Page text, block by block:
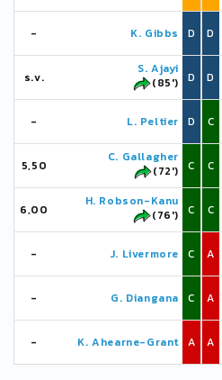
- K. Gibbs D
s.v.
S. Ajayi
(85')
D
- L. Peltier D
5,50
C. Gallagher
(72')
C
6,00
H. Robson-Kanu
(76')
C
- J. Livermore C
- G. Diangana C
- K. Ahearne-Grant A
D
D
C
C
C
A
A
A